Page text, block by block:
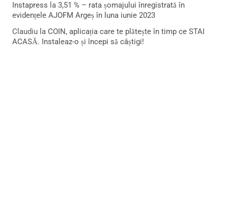
Instapress la 3,51 % – rata șomajului înregistrată în
evidențele AJOFM Argeș în luna iunie 2023
Claudiu la COIN, aplicația care te plătește în timp ce STAI
ACASĂ. Instaleaz-o și începi să câștigi!